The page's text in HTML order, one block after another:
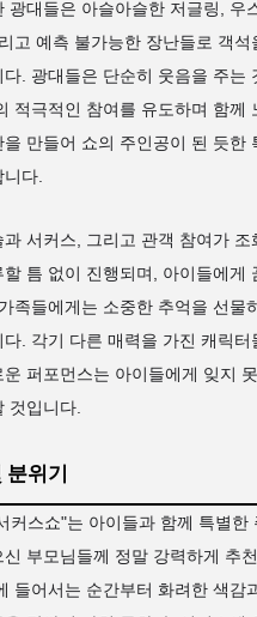
광대들은 아슬아슬한 저글링, 우
고 예측 불가능한 장난들로 객석
다. 광대들은 단순히 웃음을 주는
적극적인 참여를 유도하며 함께
을 만들어 쇼의 주인공이 된 듯한
니다.
과 서커스, 그리고 관객 참여가 조
할 틈 없이 진행되며, 아이들에게
족들에게는 소중한 추억을 선물
다. 각기 다른 매력을 가진 캐릭터
운 퍼포먼스는 아이들에게 잊지
것입니다.
위기
커스쇼"는 아이들과 함께 특별한
신 부모님들께 정말 강력하게 추
들어서는 순간부터 화려한 색감